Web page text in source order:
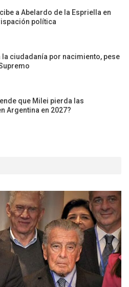
a Abelardo de la Espriella en
política
ciudadanía por nacimiento, pese
que Milei pierda las
Argentina en 2027?